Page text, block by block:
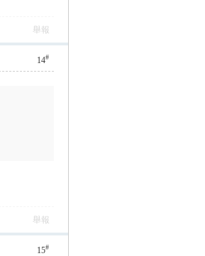
舉報
14#
舉報
15#